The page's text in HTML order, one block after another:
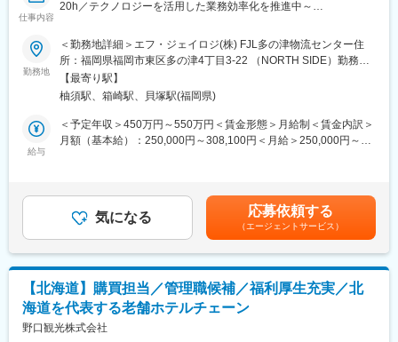
【出向先情報】
本社住所：〒812-0018 福岡市博多区住吉1丁目2番25号 キャナ
ルシティ・ビジネスセンタービルB1F
事業内容：物流に関する業務の受託
・新規事業特有のスピード感の中、新しい試みに自由な発想で試
せるため、経験の幅が広がります
・業務の改善提案は大歓迎です。現場の声を聞き、親会社の福岡
地所や外部ベンダーとも協力しつつより良い組織を目指していた
だきたいです！
・福岡の大手総合ディベロッパーグループの新規事業として設立
されてから間もない会社ですので、各個人の業務は多岐に渡りま
すが、その分成長の機会も多く、チャレンジしたいことに進んで
取り組むことができます！
・弊社のクライアントに対して、事業拡大のための販促支援や物
仕事内容
20h／テクノロジーを活用した業務効率化を推進中～
■当社について：
エフ・ジェイロジ株式会社は、地域に密着してオフィスビル開
発、不動産賃貸事業等を行う福岡の大手総合ディベロッパー福岡
地所のグループ会社です。
その中で、EC物流事業（物流アウトソーシングの受託等）を担っ
ており、2022年2月設立した新しい会社です。
■業務内容：
・収支把握
・ITやシステムを用いた数字、改善策の立案及び、センター内の
プロジェクトリード
・作業スタッフへの作業指示、教育、人員配置の調整等
・5Sの管理（清掃、清潔、整理、整頓、躾）
当社では、省人化・省力化に向けたテクノロジーの活用を進めて
勤務地
＜勤務地詳細＞エフ・ジェイロジ(株) FJL多の津物流センター住
所：福岡県福岡市東区多の津4丁目3-22 （NORTH SIDE）勤務地
最寄駅：篠栗線／柚須駅受動喫煙対策：屋内全面禁煙変更の範
囲：会社の定める事業所
【最寄り駅】
柚須駅、箱崎駅、貝塚駅(福岡県)
給与
＜予定年収＞450万円～550万円＜賃金形態＞月給制＜賃金内訳＞
月額（基本給）：250,000円～308,100円＜月給＞250,000円～
あり、選考を通じて上下する可能性があります。月給(月額)は固定
手当を含めた表記です。
気になる 応募依頼する
（エージェントサービス）
【北海道】購買担当／管理職候補／福利厚生充実／北
海道を代表する老舗ホテルチェーン
野口観光株式会社